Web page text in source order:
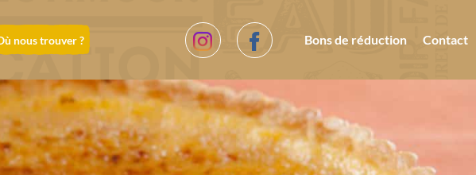
nous trouver ? Bons de réduction Contact